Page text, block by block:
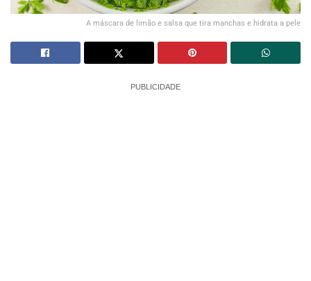
A máscara de limão e salsa que tira manchas e hidrata a pele
PUBLICIDADE